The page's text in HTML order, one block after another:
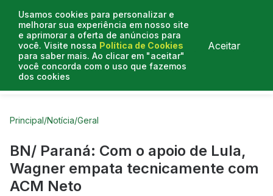
Usamos cookies para personalizar e
melhorar sua experiência em nosso site
e aprimorar a oferta de anúncios para
você. Visite nossa Política de Cookies
para saber mais. Ao clicar em "aceitar"
você concorda com o uso que fazemos
dos cookies
Aceitar
Curtas do Poder
Principal/Notícia/Geral
BN/ Paraná: Com o apoio de Lula,
Wagner empata tecnicamente com
ACM Neto